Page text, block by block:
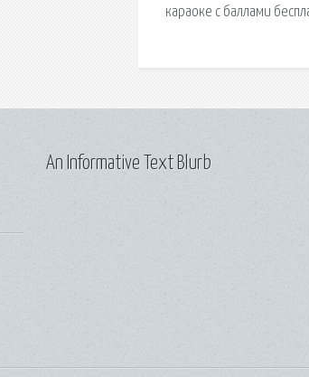
караоке с баллами
An Informative Text Blurb